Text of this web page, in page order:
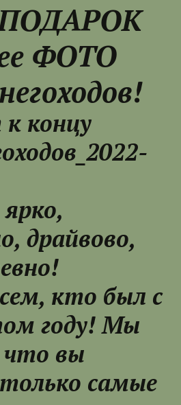
ПОДАРОК
ФОТО
концу
драйвово,
кто был с
году! Мы
что вы
самые